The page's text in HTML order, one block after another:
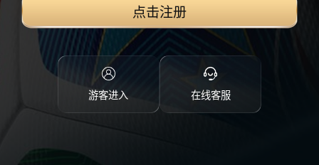
点击注册
游客进入 在线客服